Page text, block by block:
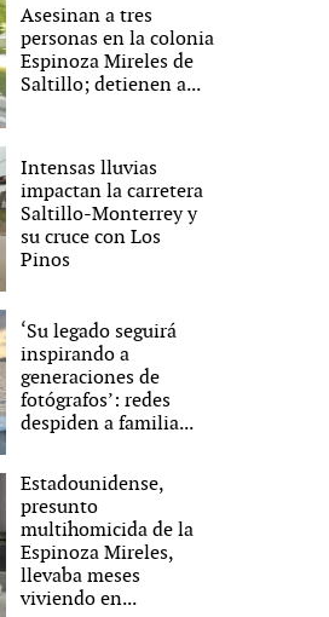
Asesinan a tres
personas en la colonia
Espinoza Mireles de
Saltillo; detienen a...
Intensas lluvias
impactan la carretera
Saltillo-Monterrey y
su cruce con Los
Pinos
‘Su legado seguirá
inspirando a
generaciones de
fotógrafos’: redes
despiden a familia...
Estadounidense,
presunto
multihomicida de la
Espinoza Mireles,
llevaba meses
viviendo en...